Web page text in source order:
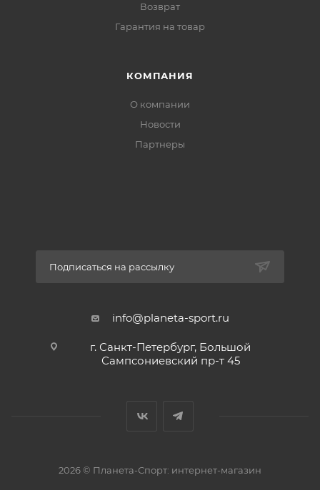
Возврат
Гарантия на товар
КОМПАНИЯ
О компании
Новости
Партнеры
Подписаться на рассылку
info@planeta-sport.ru
г. Санкт-Петербург, Большой
Сампсониевский пр-т 45
2026 © Планета-Спорт: интернет-магазин